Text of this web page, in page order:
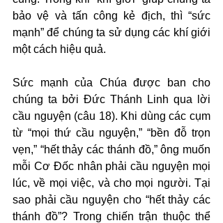
bảo vệ và tấn công kẻ địch, thì “sức
mạnh” để chúng ta sử dụng các khí giới
một cách hiệu quả.
Sức mạnh của Chúa được ban cho
chúng ta bởi Đức Thánh Linh qua lời
cầu nguyện (câu 18). Khi dùng các cụm
từ “mọi thứ cầu nguyện,” “bền đỗ trọn
vẹn,” “hết thảy các thánh đồ,” ông muốn
mỗi Cơ Đốc nhân phải cầu nguyện mọi
lúc, về mọi việc, và cho mọi người. Tại
sao phải cầu nguyện cho “hết thảy các
thánh đồ”? Trong chiến trận thuộc thể